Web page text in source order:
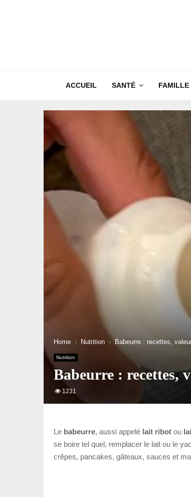
ACCUEIL SANTÉ FAMILLE
Home Nutrition Babeurre : recettes,
Nutrition
Babeurre : recettes,
1231
Le babeurre, aussi appelé lait ribot ou
se boire tel quel, remplacer le lait ou le
crêpes, pancakes, gâteaux, sauces et